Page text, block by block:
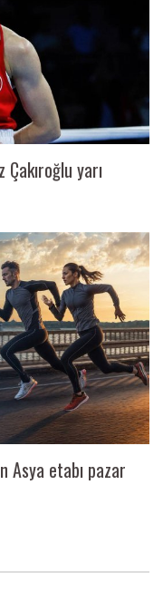
Çakıroğlu yarı
Asya etabı pazar